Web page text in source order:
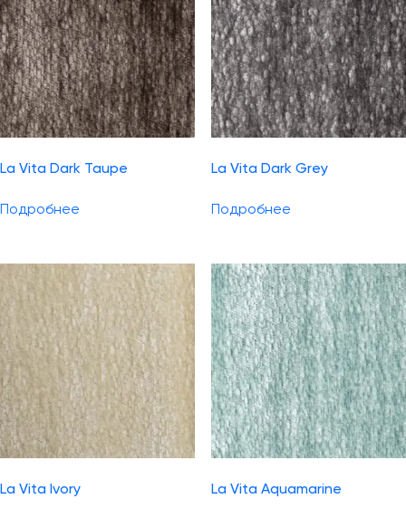
La Vita Dark Taupe
Подробнее
La Vita Dark Grey
Подробнее
La Vita Ivory La Vita Aquamarine